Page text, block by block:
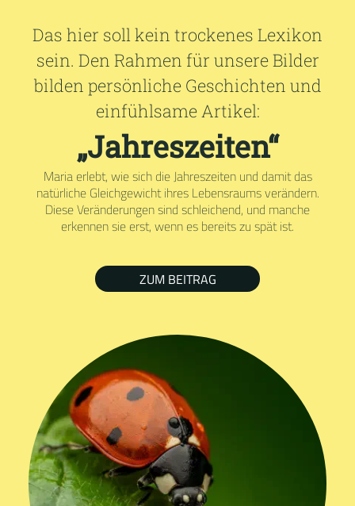
Das hier soll kein trockenes Lexikon
sein. Den Rahmen für unsere Bilder
bilden persönliche Geschichten und
einfühlsame Artikel:
„Jahreszeiten“
Maria erlebt, wie sich die Jahreszeiten und damit das
natürliche Gleichgewicht ihres Lebensraums verändern.
Diese Veränderungen sind schleichend, und manche
erkennen sie erst, wenn es bereits zu spät ist.
ZUM BEITRAG